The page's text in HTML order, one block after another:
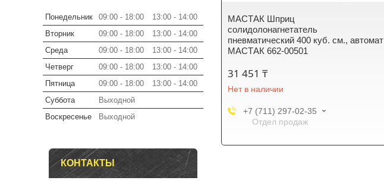
МАСТАК Шприц
солидолонагнетатель
пневматический 400 куб. см., автомат
МАСТАК 662-00501
31 451 ₸
Нет в наличии
+7 (711) 297-02-35
Отдел продаж
Понедельник 09:00 18:00 13:00
14:00
Вторник
09:00 18:00 13:00
14:00
Среда
09:00 18:00 13:00
14:00
Четверг
09:00 18:00 13:00
14:00
Пятница
09:00 18:00 13:00
14:00
Суббота
Выходной
Воскресенье
Выходной
КОНТАКТЫ